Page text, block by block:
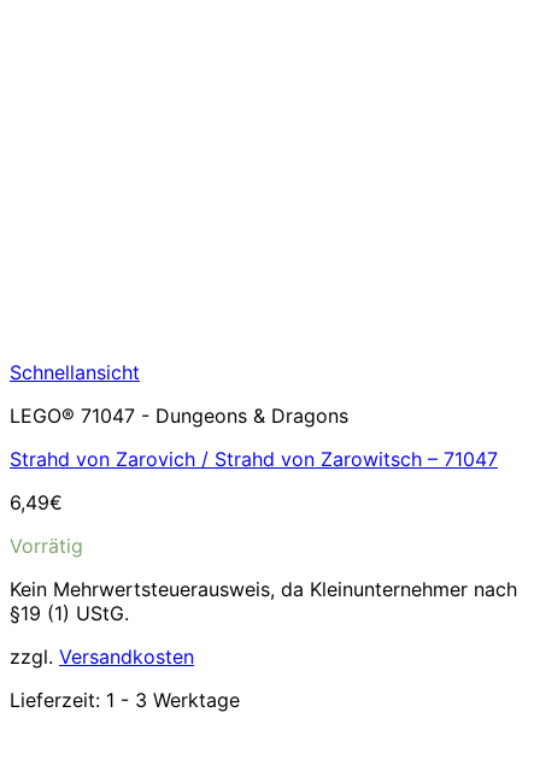
Schnellansicht
LEGO® 71047 - Dungeons & Dragons
Strahd von Zarovich / Strahd von Zarowitsch – 71047
6,49€
Vorrätig
Kein Mehrwertsteuerausweis, da Kleinunternehmer nach
§19 (1) UStG.
zzgl. Versandkosten
Lieferzeit: 1 - 3 Werktage